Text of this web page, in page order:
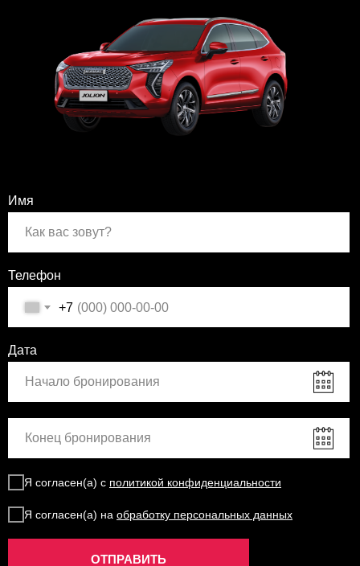
Имя
Телефон
+7
Дата
Я согласен(а) с политикой конфиденциальности
Я согласен(а) на обработку персональных данных
ОТПРАВИТЬ